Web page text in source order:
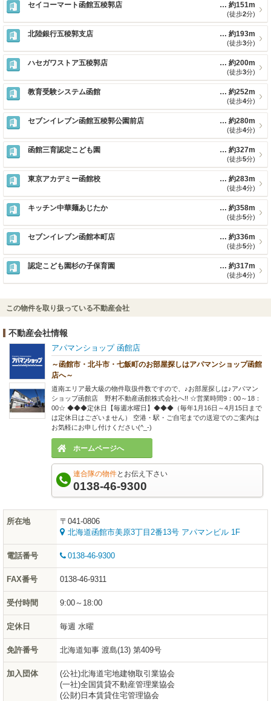
セイコーマート函館五稜郭店 約151m
(徒歩2分)
北陸銀行五稜郭支店 約193m
(徒歩3分)
ハセガワストア五稜郭店 約200m
(徒歩3分)
教育受験システム函館 約252m
(徒歩4分)
セブンイレブン函館五稜郭公園前店 約280m
(徒歩4分)
函館三育認定こども園 約327m
(徒歩5分)
東京アカデミー函館校 約283m
(徒歩4分)
キッチン中華麺あじたか 約358m
(徒歩5分)
セブンイレブン函館本町店 約336m
(徒歩5分)
認定こども園杉の子保育園 約317m
(徒歩4分)
この物件を取り扱っている不動産会社
不動産会社情報
アパマンショップ 函館店
～函館市・北斗市・七飯町のお部屋探しはアパマンショップ函館
店へ～
道南エリア最大級の物件取扱件数ですので、♪お部屋探しは♪アパマン
ショップ函館店 野村不動産函館株式会社へ!! ☆営業時間9：00～18：
00☆ ◆◆◆定休日【毎週水曜日】◆◆◆（毎年1月16日～4月15日まで
は定休日はございません） 空港・駅・ご自宅までの送迎でのご案内は
お気軽にお申し付けください(^_-)
ホームページへ
連合隊の物件とお伝え下さい
0138-46-9300
所在地
〒041-0806
北海道函館市美原3丁目2番13号 アパマンビル 1F
電話番号 0138-46-9300
FAX番号 0138-46-9311
受付時間 9:00～18:00
定休日 毎週 水曜
免許番号 北海道知事 渡島(13) 第409号
加入団体
(公社)北海道宅地建物取引業協会
(一社)全国賃貸不動産管理業協会
(公財)日本賃貸住宅管理協会